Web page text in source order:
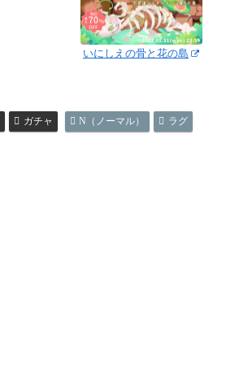
いにしえの骨と花の島
ガチャ N（ノーマル） ラグ